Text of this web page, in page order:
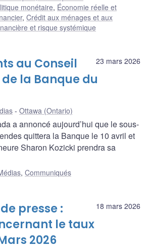
monétaire, Économie réelle et
, Crédit aux ménages et aux
et risque systémique
23 mars 2026
au Conseil
la Banque du
Ottawa (Ontario)
a annoncé aujourd’hui que le sous-
quittera la Banque le 10 avril et
Sharon Kozicki prendra sa
, Communiqués
18 mars 2026
presse :
le taux
2026